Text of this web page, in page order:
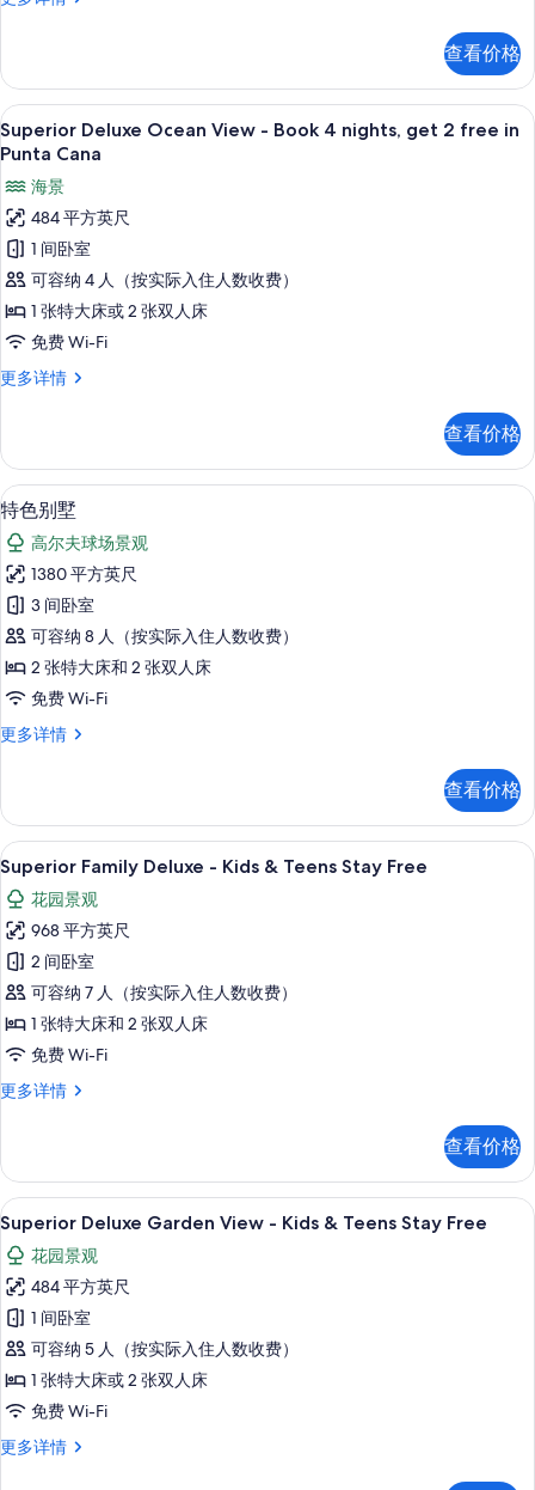
景
的
所
有
照
片
花
园
景
观
多
信
息
查看价格
显
示
Superior
Deluxe
Ocean
View
-
Book
4
nights,
free
in
Punta
Cana
的
所
有
照
片
高档床上用品、羽绒被、记忆海绵床
6
Superior Deluxe Ocean View - Book 4 nights, get 2 free in
Punta Cana
海景
484 平方英尺
1 间卧室
可容纳 4 人（按实际入住人数收费）
1 张特大床或 2 张双人床
免费 Wi-Fi
更多详情
Superior
-
Book
4
nights,
get
2
free
in
Punta
Cana
更
多
息
查看价格
显
示
特
色
别
墅
的
有
片
特色别墅 | 高档床上用品、羽绒被、
19
特色别墅
高尔夫球场景观
1380 平方英尺
3 间卧室
可容纳 8 人（按实际入住人数收费）
2 张特大床和 2 张双人床
免费 Wi-Fi
更多详情
特
更
多
信
息
查看价格
显
示
Superior
Family
Deluxe
-
Kids
&
Teens
Stay
的
所
有
照
片
Superior Family Deluxe - Kids &
13
Superior Family Deluxe - Kids & Teens Stay Free
花园景观
968 平方英尺
2 间卧室
可容纳 7 人（按实际入住人数收费）
1 张特大床和 2 张双人床
免费 Wi-Fi
更多详情
Superior
Kids
&
Teens
Stay
Free
更
多
信
息
查看价格
显
示
Superior
Deluxe
Garden
View
-
Kids
&
Teens
高档床上用品、羽绒被、记忆海绵床
9
Superior Deluxe Garden View - Kids & Teens Stay Free
花园景观
484 平方英尺
1 间卧室
可容纳 5 人（按实际入住人数收费）
1 张特大床或 2 张双人床
免费 Wi-Fi
更多详情
Superior